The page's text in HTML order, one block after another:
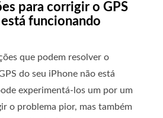
para corrigir o GPS
funcionando
que podem resolver o
do seu iPhone não está
experimentá-los um por um
o problema pior, mas também